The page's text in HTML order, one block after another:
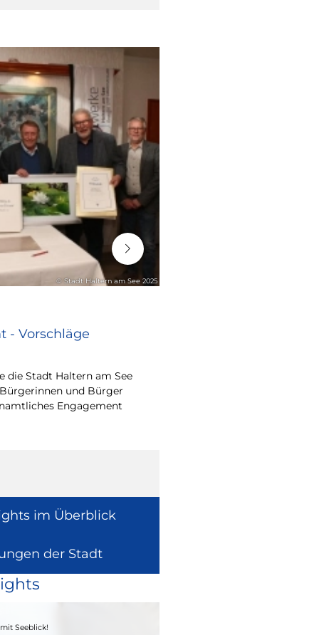
© Stadt Haltern am See 2025
- Vorschläge
die Stadt Haltern am See
und Bürger
Engagement
im Überblick
der Stadt
Seeblick!